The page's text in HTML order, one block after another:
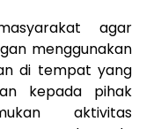
agar
menggunakan
di tempat yang
kepada pihak
aktivitas